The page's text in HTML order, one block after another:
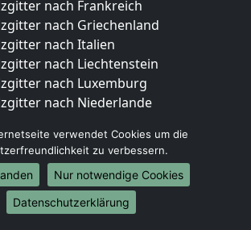
nach Frankreich
nach Griechenland
nach Italien
nach Liechtenstein
nach Luxemburg
nach Niederlande
nach Berlin
nach Hamburg
nach München
verwendet Cookies um die
zu verbessern.
Nur notwendige Cookies
Datenschutzerklärung